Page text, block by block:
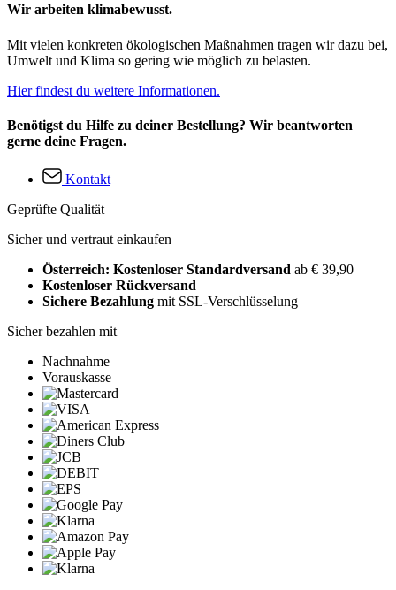
Wir arbeiten klimabewusst.
Mit vielen konkreten ökologischen Maßnahmen tragen wir dazu bei,
Umwelt und Klima so gering wie möglich zu belasten.
Hier findest du weitere Informationen.
Benötigst du Hilfe zu deiner Bestellung? Wir beantworten
gerne deine Fragen.
Kontakt
Geprüfte Qualität
Sicher und vertraut einkaufen
Österreich: Kostenloser Standardversand ab € 39,90
Kostenloser Rückversand
Sichere Bezahlung mit SSL-Verschlüsselung
Sicher bezahlen mit
Nachnahme
Vorauskasse